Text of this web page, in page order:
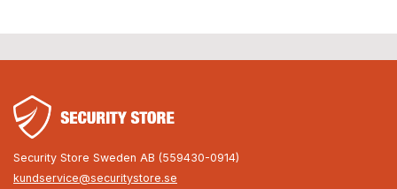
Security Store Sweden AB (559430-0914)
kundservice@securitystore.se